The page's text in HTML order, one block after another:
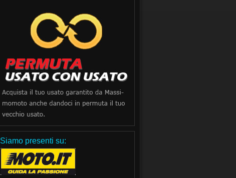
Siamo presenti su: